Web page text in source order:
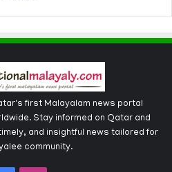
first Malayalam news portal
Stay informed on Qatar and
and insightful news tailored for
community.